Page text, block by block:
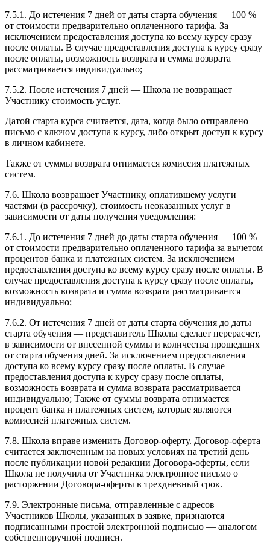
7.5.1. До истечения 7 дней от даты старта обучения — 100 %
от стоимости предварительно оплаченного тарифа. За
исключением предоставления доступа ко всему курсу сразу
после оплаты. В случае предоставления доступа к курсу сразу
после оплаты, возможность возврата и сумма возврата
рассматривается индивидуально;
7.5.2. После истечения 7 дней — Школа не возвращает
Участнику стоимость услуг.
Датой старта курса считается, дата, когда было отправлено
письмо с ключом доступа к курсу, либо открыт доступ к курсу
в личном кабинете.
Также от суммы возврата отнимается комиссия платежных
систем.
7.6. Школа возвращает Участнику, оплатившему услуги
частями (в рассрочку), стоимость неоказанных услуг в
зависимости от даты получения уведомления:
7.6.1. До истечения 7 дней до даты старта обучения — 100 %
от стоимости предварительно оплаченного тарифа за вычетом
процентов банка и платежных систем. За исключением
предоставления доступа ко всему курсу сразу после оплаты. В
случае предоставления доступа к курсу сразу после оплаты,
возможность возврата и сумма возврата рассматривается
индивидуально;
7.6.2. От истечения 7 дней от даты старта обучения до даты
старта обучения — представитель Школы сделает перерасчет,
в зависимости от внесенной суммы и количества прошедших
от старта обучения дней. За исключением предоставления
доступа ко всему курсу сразу после оплаты. В случае
предоставления доступа к курсу сразу после оплаты,
возможность возврата и сумма возврата рассматривается
индивидуально; Также от суммы возврата отнимается
процент банка и платежных систем, которые являются
комиссией платежных систем.
7.8. Школа вправе изменить Договор-оферту. Договор-оферта
считается заключенным на новых условиях на третий день
после публикации новой редакции Договора-оферты, если
Школа не получила от Участника электронное письмо о
расторжении Договора-оферты в трехдневный срок.
7.9. Электронные письма, отправленные с адресов
Участников Школы, указанных в заявке, признаются
подписанными простой электронной подписью — аналогом
собственноручной подписи.